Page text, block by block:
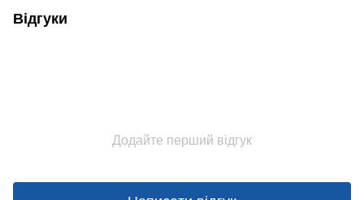
Відгуки
Додайте перший відгук